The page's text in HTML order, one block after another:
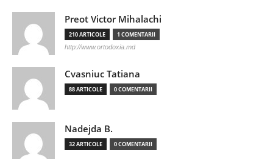
Preot Victor Mihalachi
210 ARTICOLE 1 COMENTARII
http://www.ortodoxia.md
Cvasniuc Tatiana
88 ARTICOLE 0 COMENTARII
Nadejda B.
32 ARTICOLE 0 COMENTARII